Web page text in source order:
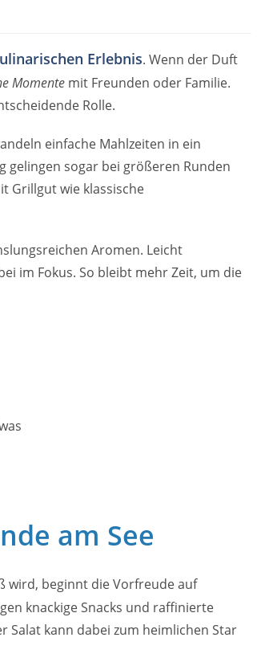
Erlebnis. Wenn der Duft
Momente mit Freunden oder Familie.
Rolle.
einfache Mahlzeiten in ein
gelingen sogar bei größeren Runden
Grillgut wie klassische
Aromen. Leicht
im Fokus. So bleibt mehr Zeit, um die
am See
wird, beginnt die Vorfreude auf
knackige Snacks und raffinierte
kann dabei zum heimlichen Star